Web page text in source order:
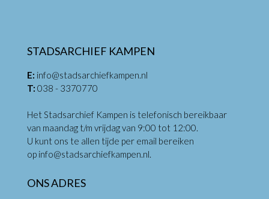
STADSARCHIEF KAMPEN
E: info@stadsarchiefkampen.nl
T: 038 - 3370770
Het Stadsarchief Kampen is telefonisch bereikbaar
van maandag t/m vrijdag van 9:00 tot 12:00.
U kunt ons te allen tijde per email bereiken
op info@stadsarchiefkampen.nl.
ONS ADRES